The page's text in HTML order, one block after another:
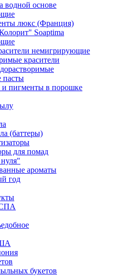
водной основе
люкс (Франция)
Soaptima
немигрирующие
красители
пасты
пигменты в порошке
(баттеры)
для помад
ароматы
год
букетов